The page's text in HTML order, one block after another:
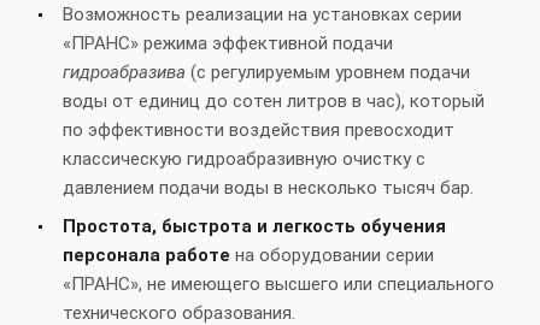
Возможность реализации на установках серии
«ПРАНС» режима эффективной подачи
гидроабразива (с регулируемым уровнем подачи
воды от единиц до сотен литров в час), который
по эффективности воздействия превосходит
классическую гидроабразивную очистку с
давлением подачи воды в несколько тысяч бар.
Простота, быстрота и легкость обучения
персонала работе на оборудовании серии
«ПРАНС», не имеющего высшего или специального
технического образования.